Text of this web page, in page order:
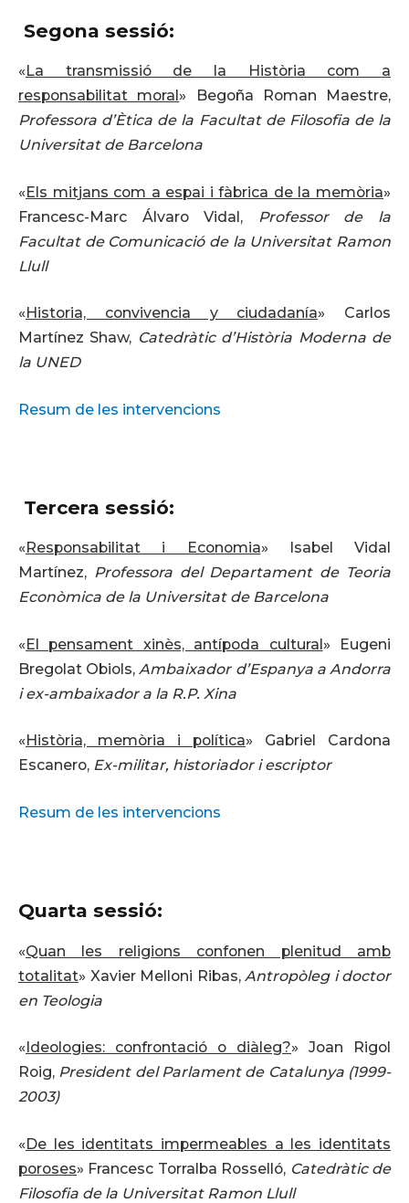
Segona sessió:
«La transmissió de la Història com a
responsabilitat moral» Begoña Roman Maestre,
Professora d’Ètica de la Facultat de Filosofia de la
Universitat de Barcelona
«Els mitjans com a espai i fàbrica de la memòria»
Francesc-Marc Álvaro Vidal,
Professor de la
Facultat de Comunicació de la Universitat Ramon
Llull
«Historia, convivencia y ciudadanía» Carlos
Martínez Shaw, Catedràtic d’Història Moderna de
la UNED
Resum de les intervencions
Tercera sessió:
«Responsabilitat i Economia» Isabel Vidal
Martínez, Professora del Departament de Teoria
Econòmica de la Universitat de Barcelona
«El pensament xinès, antípoda cultural» Eugeni
Bregolat Obiols,Ambaixador d’Espanya a Andorra
i ex-ambaixador a la R.P. Xina
«Història, memòria i política» Gabriel Cardona
Escanero, Ex-militar, historiador i escriptor
Resum de les intervencions
Quarta sessió:
«Quan les religions confonen plenitud amb
totalitat» Xavier Melloni Ribas, Antropòleg i doctor
en Teologia
«Ideologies: confrontació o diàleg?» Joan Rigol
Roig, President del Parlament de Catalunya (1999-
2003)
«De les identitats impermeables a les identitats
poroses» Francesc Torralba Rosselló, Catedràtic de
Filosofia de la Universitat Ramon Llull